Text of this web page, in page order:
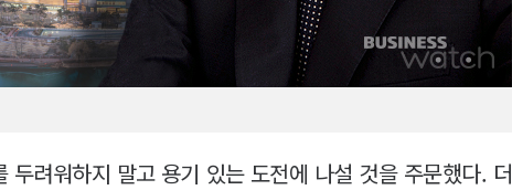
두려워하지 말고 용기 있는 도전에 나설 것을 주문했다. 더